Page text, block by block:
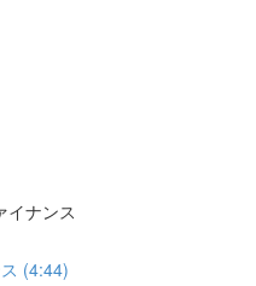
ナンス
(4:44)